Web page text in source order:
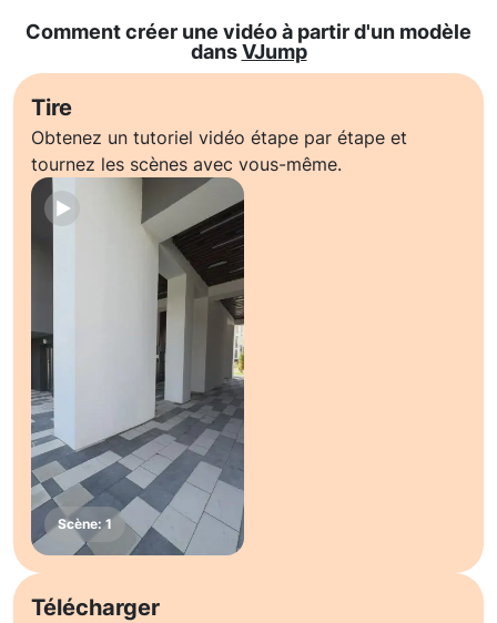
Comment créer une vidéo à partir d'un modèle
dansVJump
Tire
Obtenez un tutoriel vidéo étape par étape et
tournez les scènes avec vous-même.
Télécharger